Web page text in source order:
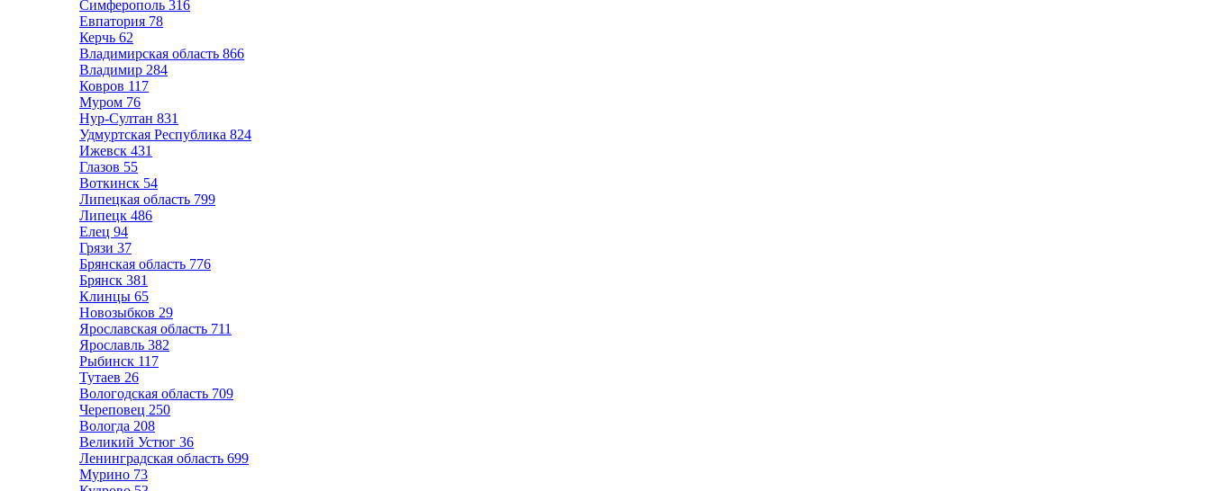
Симферополь 316
Евпатория 78
Керчь 62
Владимирская область 866
Владимир 284
Ковров 117
Муром 76
Нур-Султан 831
Удмуртская Республика 824
Ижевск 431
Глазов 55
Воткинск 54
Липецкая область 799
Липецк 486
Елец 94
Грязи 37
Брянская область 776
Брянск 381
Клинцы 65
Новозыбков 29
Ярославская область 711
Ярославль 382
Рыбинск 117
Тутаев 26
Вологодская область 709
Череповец 250
Вологда 208
Великий Устюг 36
Ленинградская область 699
Мурино 73